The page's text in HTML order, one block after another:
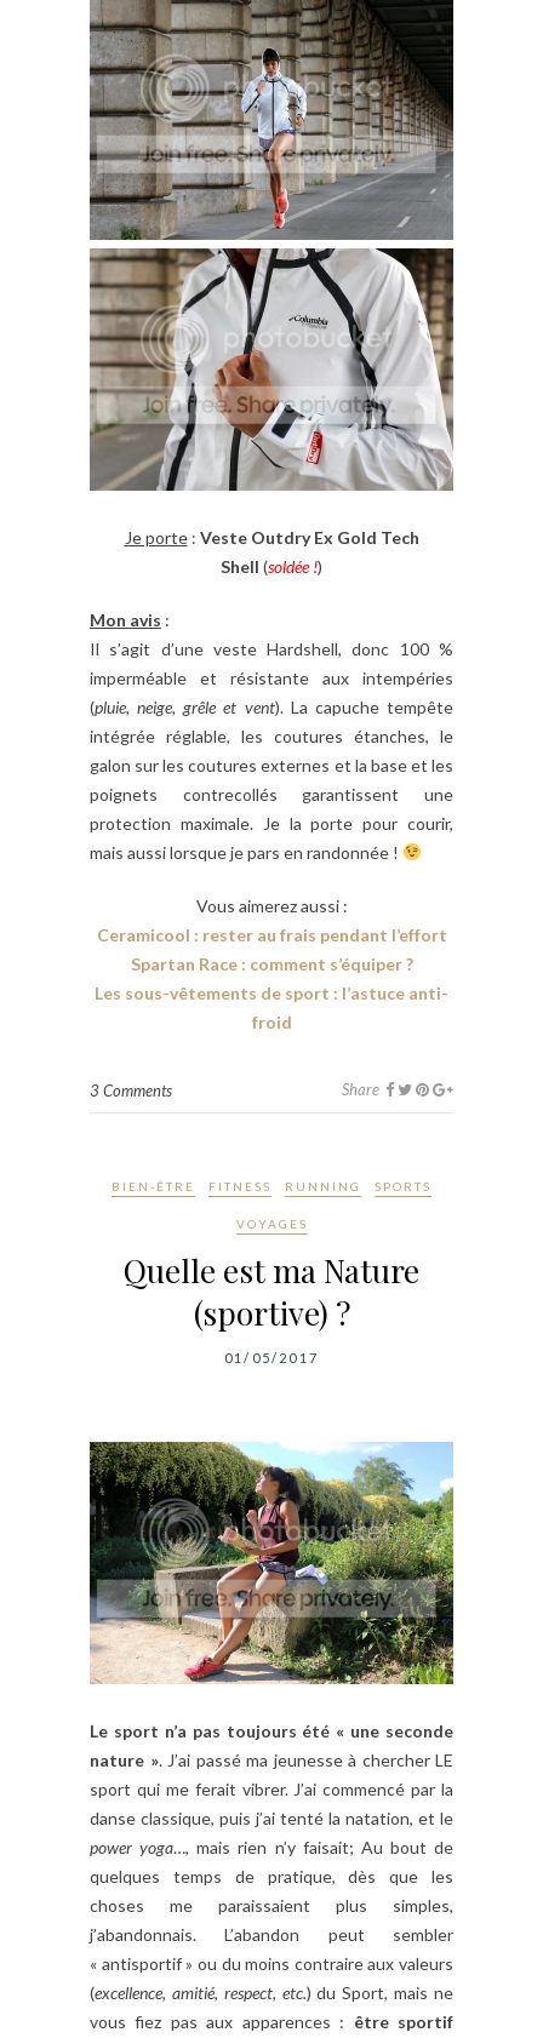
Je porte: Veste Outdry Ex Gold Tech
Shell (soldée !)
Mon avis :
Il s’agit d’une veste Hardshell, donc 100 %
imperméable et résistante aux intempéries
(pluie, neige, grêle et vent). La capuche tempête
intégrée réglable, les coutures étanches, le
galon sur les coutures externes et la base et les
poignets contrecollés garantissent une
protection maximale. Je la porte pour courir,
mais aussi lorsque je pars en randonnée !
Vous aimerez aussi :
Ceramicool : rester au frais pendant l’effort
Spartan Race : comment s’équiper ?
Les sous-vêtements de sport : l’astuce anti-
froid
3 Comments Share
BIEN-ÊTRE FITNESS RUNNING SPORTS
VOYAGES
Quelle est ma Nature
(sportive) ?
01/05/2017
Le sport n’a pas toujours été « une seconde
nature ». J’ai passé ma jeunesse à chercher LE
sport qui me ferait vibrer. J’ai commencé par la
danse classique, puis j’ai tenté la natation, et le
power yoga…, mais rien n’y faisait; Au bout de
quelques temps de pratique, dès que les
choses me paraissaient plus simples,
j’abandonnais. L’abandon peut sembler
« antisportif » ou du moins contraire aux valeurs
(excellence, amitié, respect, etc.) du Sport, mais ne
vous fiez pas aux apparences : être sportif